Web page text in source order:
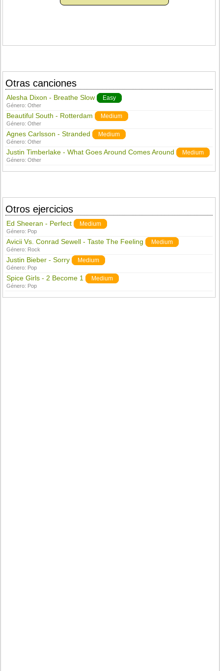
Otras canciones
Alesha Dixon - Breathe Slow Easy
Género:Other
Beautiful South - Rotterdam Medium
Género:Other
Agnes Carlsson - Stranded Medium
Género:Other
Justin Timberlake - What Goes Around Comes Around Medium
Género:Other
Otros ejercicios
Ed Sheeran - Perfect Medium
Género: Pop
Avicii Vs. Conrad Sewell - Taste The Feeling Medium
Género: Rock
Justin Bieber - Sorry Medium
Género: Pop
Spice Girls - 2 Become 1 Medium
Género: Pop